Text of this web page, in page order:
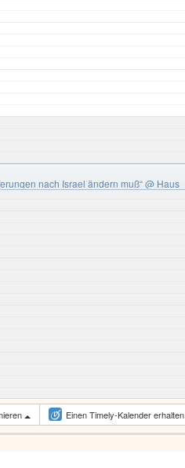
nach Israel ändern muß“@ Haus
Einen Timely-Kalender erhalten